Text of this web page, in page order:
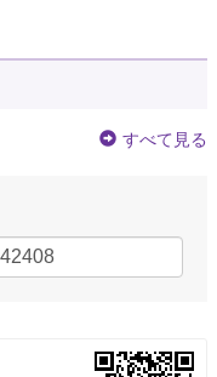
すべて見る